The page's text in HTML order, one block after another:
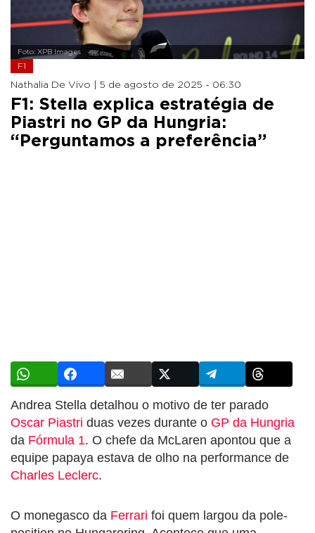
Foto: XPB Images
F1
Nathalia De Vivo | 5 de agosto de 2025 - 06:30
F1: Stella explica estratégia de
Piastri no GP da Hungria:
“Perguntamos a preferência”
Andrea Stella detalhou o motivo de ter parado
Oscar Piastri duas vezes durante o GP da Hungria
da Fórmula 1. O chefe da McLaren apontou que a
equipe papaya estava de olho na performance de
Charles Leclerc.
O monegasco da Ferrari foi quem largou da pole-